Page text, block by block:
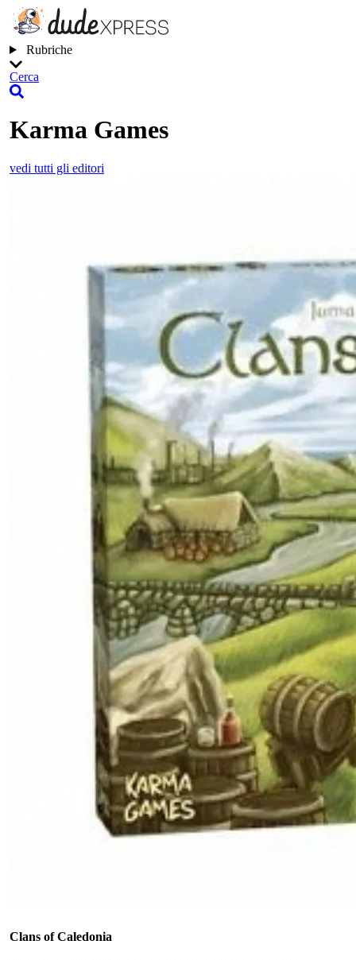
Rubriche
Cerca
Karma Games
vedi tutti gli editori
Clans of Caledonia